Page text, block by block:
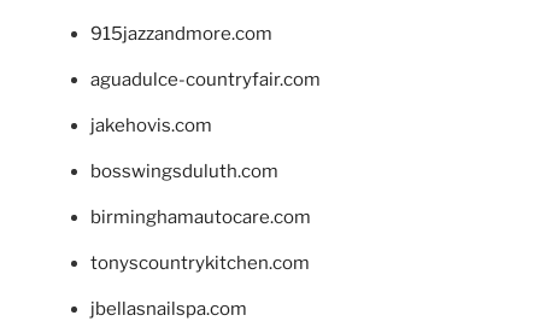
915jazzandmore.com
aguadulce-countryfair.com
jakehovis.com
bosswingsduluth.com
birminghamautocare.com
tonyscountrykitchen.com
jbellasnailspa.com